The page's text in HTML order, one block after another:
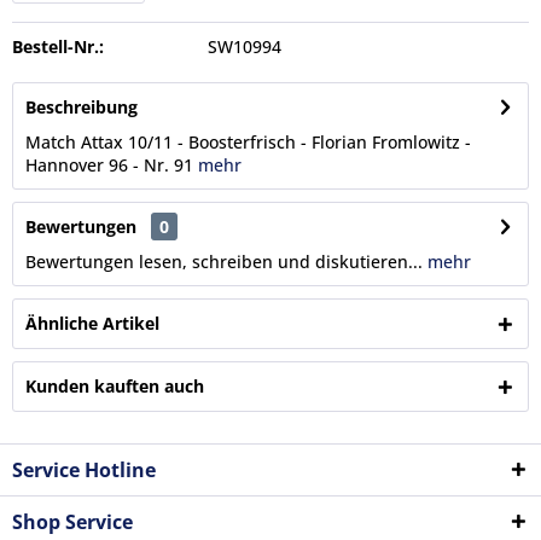
Bestell-Nr.: SW10994
Beschreibung
Match Attax 10/11 - Boosterfrisch - Florian Fromlowitz -
Hannover 96 - Nr. 91 mehr
Bewertungen
0
Bewertungen lesen, schreiben und diskutieren... mehr
Ähnliche Artikel
Kunden kauften auch
Service Hotline
Shop Service